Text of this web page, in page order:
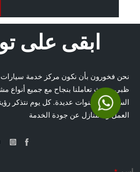
ابقى على
نحن فخورون بأن نكون مركز خدمة سيارات
ظبي ، حيث تعاملنا بنجاح مع جميع أنواع
السيارات لسنوات عديدة. كل يوم نتذكر
العمل ولا نتنازل عن جودة الخدمة